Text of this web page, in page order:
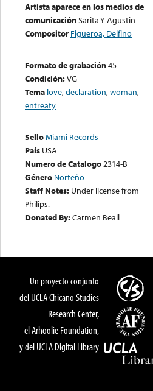
Artista aparece en los medios de
comunicaciónSarita Y Agustin
Compositor Figueroa, Delfino
Formato de grabación45
Condición:VG
Tema love,declaration,woman,
entreaty
SelloMiami Records
País USA
Numero de Catalogo2314-B
Género Norteño
Staff Notes: Under license from
Philips.
Donated By:Carmen Beall
Un proyecto conjunto
del UCLA Chicano Studies
Research Center,
el Arhoolie Foundation,
y del UCLA Digital Library